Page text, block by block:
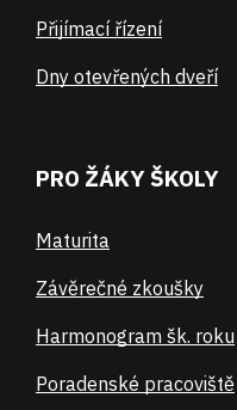
Přijímací řízení
Dny otevřených dveří
PRO ŽÁKY ŠKOLY
Maturita
Závěrečné zkoušky
Harmonogram šk. roku
Poradenské pracoviště